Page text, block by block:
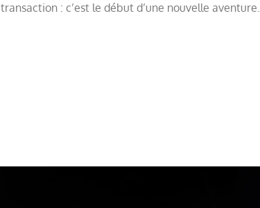
transaction : c’est le début d’une nouvelle aventure.